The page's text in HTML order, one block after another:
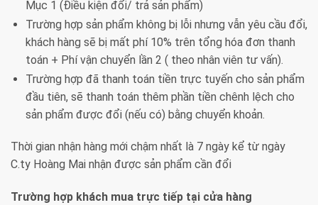
Mục 1 (Điều kiện đổi/ trả sản phẩm)
Trường hợp sản phẩm không bị lỗi nhưng vẫn yêu cầu đổi,
khách hàng sẽ bị mất phí 10% trên tổng hóa đơn thanh
toán + Phí vận chuyển lần 2 ( theo nhân viên tư vấn).
Trường hợp đã thanh toán tiền trực tuyến cho sản phẩm
đầu tiên, sẽ thanh toán thêm phần tiền chênh lệch cho
sản phẩm được đổi (nếu có) bằng chuyển khoản.
Thời gian nhận hàng mới chậm nhất là 7 ngày kể từ ngày
C.ty Hoàng Mai nhận được sản phẩm cần đổi
Trường hợp khách mua trực tiếp tại cửa hàng